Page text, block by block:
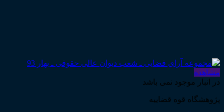
مشاهده
در انبار موجود نمی باشد
پژوهشگاه قوه قضاییه